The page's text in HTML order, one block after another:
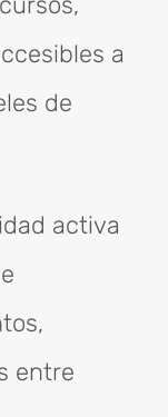
a
de
activa
entre